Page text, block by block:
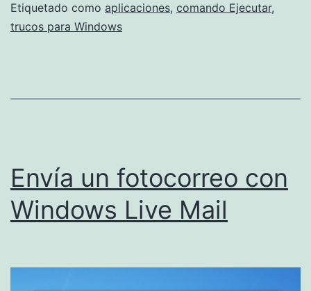
Ejecutar
Etiquetado como aplicaciones, comando Ejecutar,
trucos para Windows
Envía un fotocorreo con
Windows Live Mail